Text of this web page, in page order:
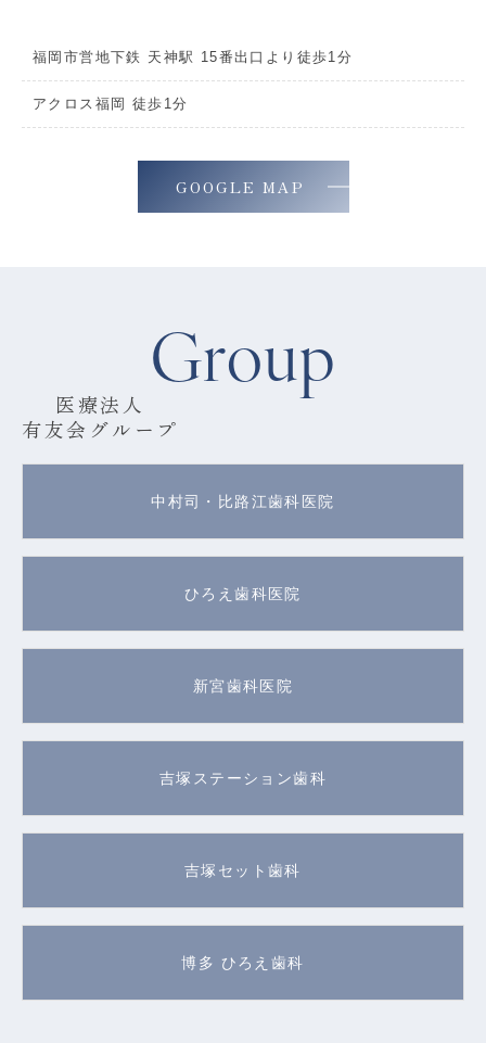
福岡市営地下鉄 天神駅 15番出口より徒歩1分
アクロス福岡 徒歩1分
GOOGLE MAP
Group
医療法人
有友会グループ
中村司・比路江歯科医院
ひろえ歯科医院
新宮歯科医院
吉塚ステーション歯科
吉塚セット歯科
博多 ひろえ歯科